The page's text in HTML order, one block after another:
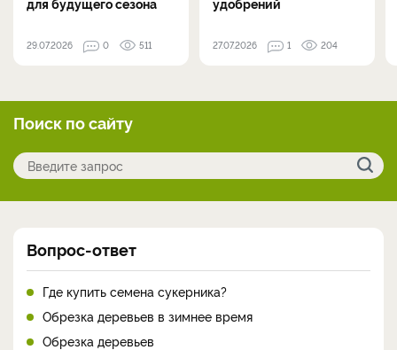
29.07.2026 0 511 27.07.2026 1 204
Поиск по сайту
Вопрос-ответ
Где купить семена сукерника?
Обрезка деревьев в зимнее время
Обрезка деревьев